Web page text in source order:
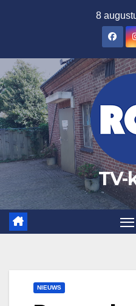
inhoud
8
TV-
NIEUWS